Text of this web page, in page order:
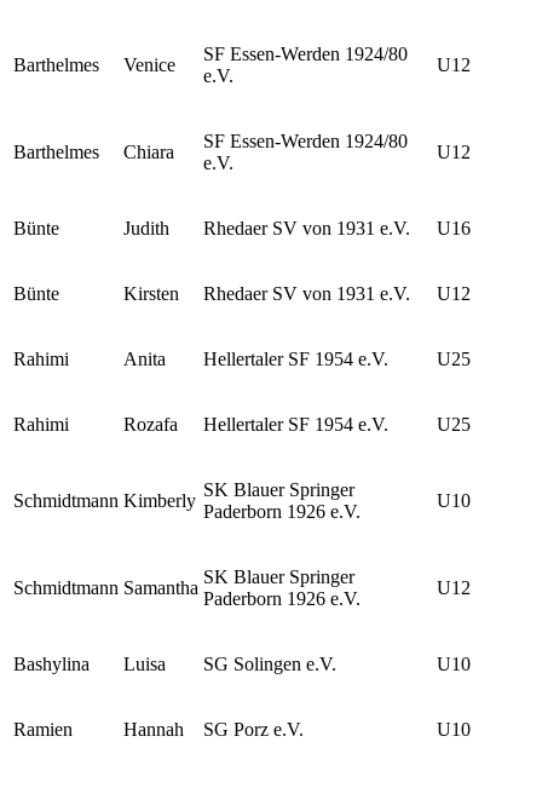
Barthelmes Venice
SF Essen-Werden 1924/80
e.V.
U12
Barthelmes Chiara
SF Essen-Werden 1924/80
e.V.
U12
Bünte Judith Rhedaer SV von 1931 e.V. U16
Bünte Kirsten Rhedaer SV von 1931 e.V. U12
Rahimi Anita Hellertaler SF 1954 e.V. U25
Rahimi Rozafa Hellertaler SF 1954 e.V. U25
Schmidtmann Kimberly
SK Blauer Springer
Paderborn 1926 e.V.
U10
Schmidtmann Samantha
SK Blauer Springer
Paderborn 1926 e.V.
U12
Bashylina Luisa SG Solingen e.V. U10
Ramien Hannah SG Porz e.V. U10